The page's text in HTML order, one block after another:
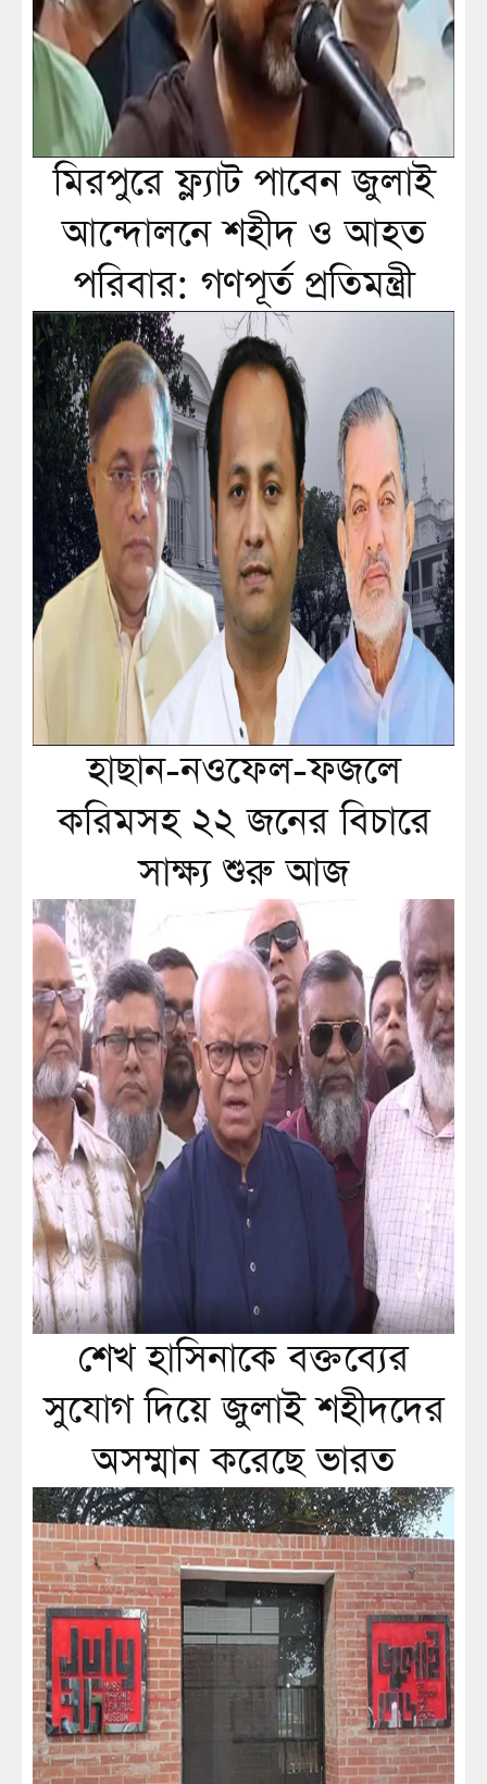
মিরপুরে ফ্ল্যাট পাবেন জুলাই
আন্দোলনে শহীদ ও আহত
পরিবার: গণপূর্ত প্রতিমন্ত্রী
হাছান-নওফেল-ফজলে
করিমসহ ২২ জনের বিচারে
সাক্ষ্য শুরু আজ
শেখ হাসিনাকে বক্তব্যের
সুযোগ দিয়ে জুলাই শহীদদের
অসম্মান করেছে ভারত